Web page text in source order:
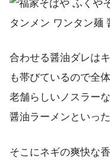
合わせる醤油ダレは
も帯びているので全
老舗らしいノスラー
醤油ラーメンといった
そこにネギの爽快な